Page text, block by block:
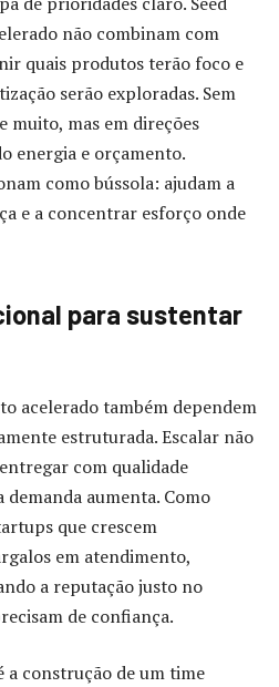
não combinam com
quais produtos terão foco e
serão exploradas. Sem
muito, mas em direções
energia e orçamento.
como bússola: ajudam a
e a concentrar esforço onde
para sustentar
acelerado também dependem
estruturada. Escalar não
com qualidade
demanda aumenta. Como
que crescem
em atendimento,
a reputação justo no
de confiança.
construção de um time